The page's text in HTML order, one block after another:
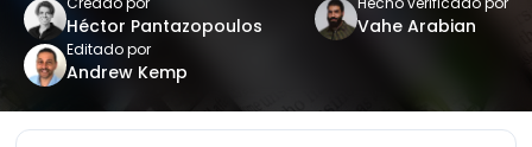
Héctor Pantazopoulos Vahe Arabian
Editado por
Andrew Kemp